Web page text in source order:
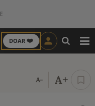
DOAR ❤️
A- A+